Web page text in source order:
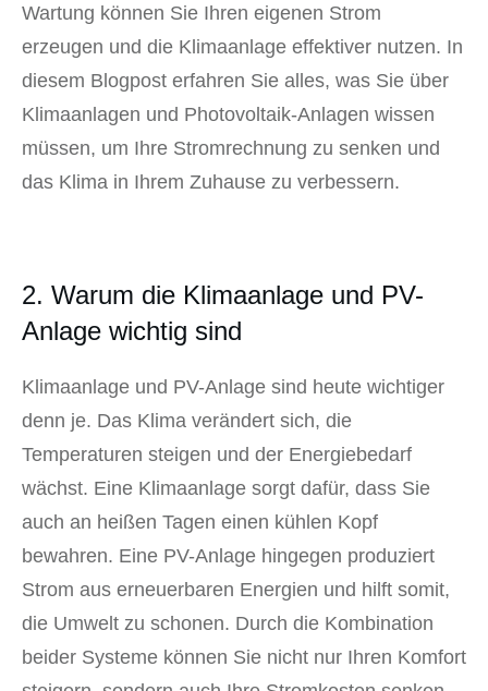
Wartung können Sie Ihren eigenen Strom
erzeugen und die Klimaanlage effektiver nutzen. In
diesem Blogpost erfahren Sie alles, was Sie über
Klimaanlagen und Photovoltaik-Anlagen wissen
müssen, um Ihre Stromrechnung zu senken und
das Klima in Ihrem Zuhause zu verbessern.
2. Warum die Klimaanlage und PV-
Anlage wichtig sind
Klimaanlage und PV-Anlage sind heute wichtiger
denn je. Das Klima verändert sich, die
Temperaturen steigen und der Energiebedarf
wächst. Eine Klimaanlage sorgt dafür, dass Sie
auch an heißen Tagen einen kühlen Kopf
bewahren. Eine PV-Anlage hingegen produziert
Strom aus erneuerbaren Energien und hilft somit,
die Umwelt zu schonen. Durch die Kombination
beider Systeme können Sie nicht nur Ihren Komfort